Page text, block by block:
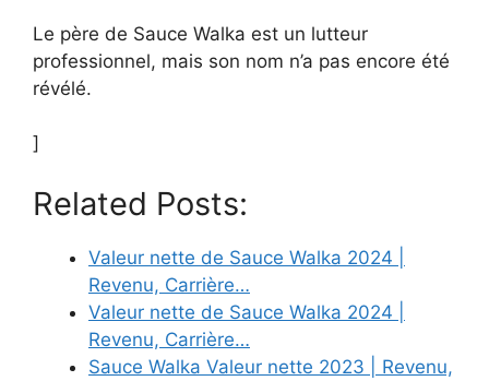
Le père de Sauce Walka est un lutteur
professionnel, mais son nom n’a pas encore été
révélé.
]
Related Posts:
Valeur nette de Sauce Walka 2024 |
Revenu, Carrière…
Valeur nette de Sauce Walka 2024 |
Revenu, Carrière…
Sauce Walka Valeur nette 2023 | Revenu,